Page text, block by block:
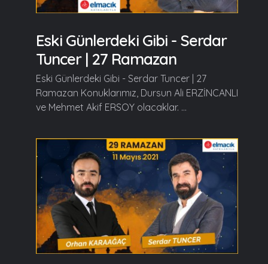
Eski Günlerdeki Gibi - Serdar
Tuncer | 27 Ramazan
Eski Günlerdeki Gibi - Serdar Tuncer | 27
Ramazan Konuklarımız, Dursun Ali ERZİNCANLI
ve Mehmet Akif ERSOY olacaklar. ...